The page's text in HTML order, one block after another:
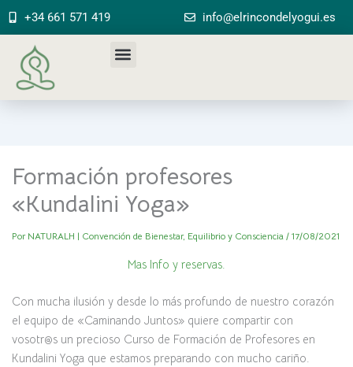
contenido
+34 661 571 419 info@elrincondelyogui.es
Formación profesores
«Kundalini Yoga»
Por NATURALH | Convención de Bienestar, Equilibrio y Consciencia / 17/08/2021
Mas Info y reservas.
Con mucha ilusión y desde lo más profundo de nuestro corazón
el equipo de «Caminando Juntos» quiere compartir con
vosotr@s un precioso Curso de Formación de Profesores en
Kundalini Yoga que estamos preparando con mucho cariño.